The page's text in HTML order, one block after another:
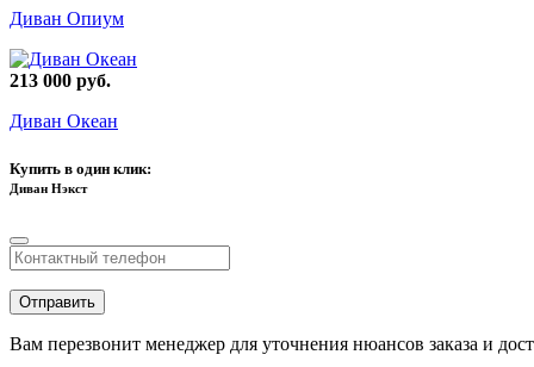
Диван Опиум
213 000 руб.
Диван Океан
Купить в один клик:
Диван Нэкст
Отправить
Вам перезвонит менеджер для уточнения нюансов заказа и